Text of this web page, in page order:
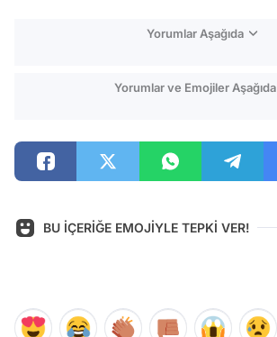
Yorumlar Aşağıda
Yorumlar ve Emojiler Aşağıda
BU İÇERİĞE EMOJİYLE TEPKİ VER!